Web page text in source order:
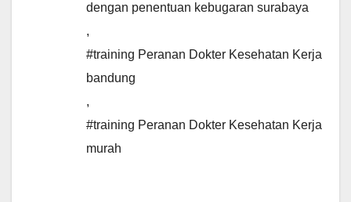
dengan penentuan kebugaran surabaya
,
#training Peranan Dokter Kesehatan Kerja
bandung
,
#training Peranan Dokter Kesehatan Kerja
murah